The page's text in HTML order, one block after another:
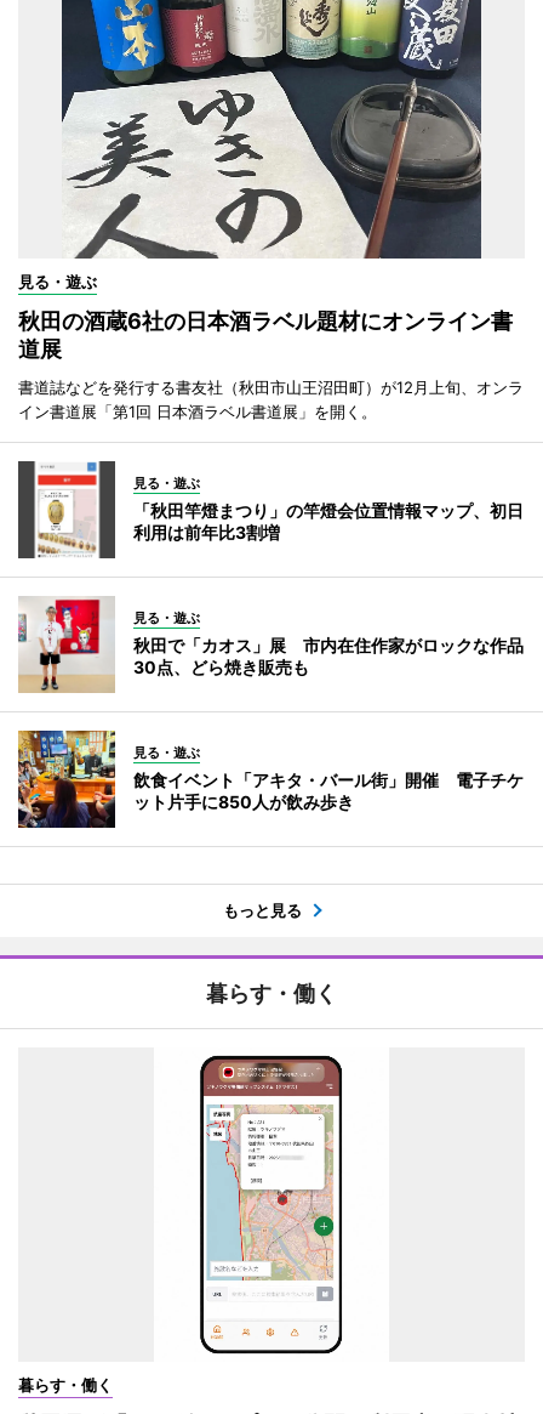
見る・遊ぶ
秋田の酒蔵6社の日本酒ラベル題材にオンライン書
道展
書道誌などを発行する書友社（秋田市山王沼田町）が12月上旬、オンラ
イン書道展「第1回 日本酒ラベル書道展」を開く。
見る・遊ぶ
「秋田竿燈まつり」の竿燈会位置情報マップ、初日
利用は前年比3割増
見る・遊ぶ
秋田で「カオス」展 市内在住作家がロックな作品
30点、どら焼き販売も
見る・遊ぶ
飲食イベント「アキタ・バール街」開催 電子チケ
ット片手に850人が飲み歩き
もっと見る
暮らす・働く
暮らす・働く